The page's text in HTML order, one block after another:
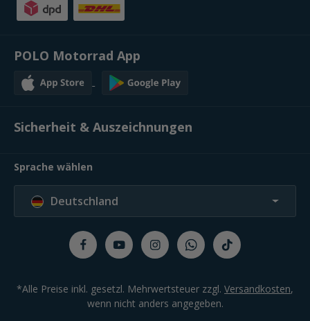
POLO Motorrad App
Sicherheit & Auszeichnungen
Sprache wählen
Deutschland
*Alle Preise inkl. gesetzl. Mehrwertsteuer zzgl. Versandkosten,
wenn nicht anders angegeben.